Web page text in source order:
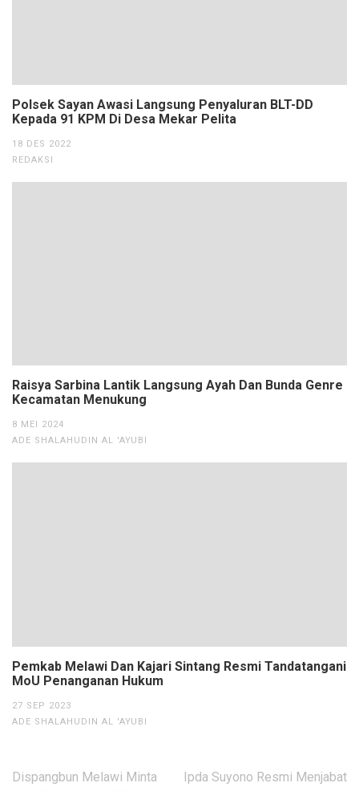
Polsek Sayan Awasi Langsung Penyaluran BLT-DD
Kepada 91 KPM Di Desa Mekar Pelita
18 DES 2022
REDAKSI
Raisya Sarbina Lantik Langsung Ayah Dan Bunda Genre
Kecamatan Menukung
8 MEI 2024
ADE SHALAHUDIN AL 'AYUBI
Pemkab Melawi Dan Kajari Sintang Resmi Tandatangani
MoU Penanganan Hukum
27 SEP 2023
ADE SHALAHUDIN AL 'AYUBI
Navigasi
Dispangbun Melawi Minta
Ipda Suyono Resmi Menjabat